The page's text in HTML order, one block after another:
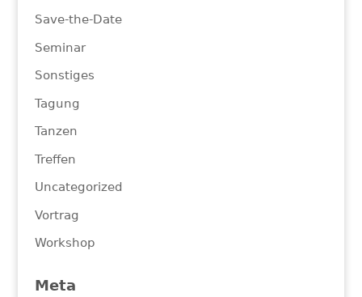
Save-the-Date
Seminar
Sonstiges
Tagung
Tanzen
Treffen
Uncategorized
Vortrag
Workshop
Meta